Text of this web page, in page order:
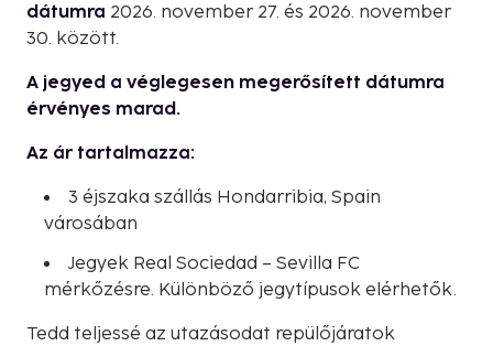
dátumra 2026. november 27. és 2026. november
30. között.
A jegyed a véglegesen megerősített dátumra
érvényes marad.
Az ár tartalmazza:
3 éjszaka szállás Hondarribia, Spain
városában
Jegyek Real Sociedad – Sevilla FC
mérkőzésre. Különböző jegytípusok elérhetők.
Tedd teljessé az utazásodat repülőjáratok